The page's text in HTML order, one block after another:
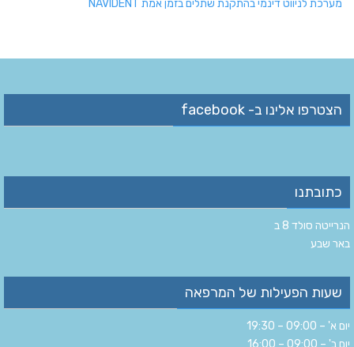
מערכת לניווט דינמי בהתקנת שתלים בזמן אמת NAVIDENT
הצטרפו אלינו ב- facebook
כתובתנו
הנרייטה סולד 8 ב‏
‏באר שבע‏
שעות הפעילות של המרפאה
יום א' – 09:00 – 19:30